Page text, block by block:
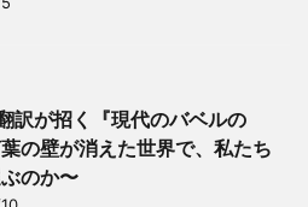
訳が招く『現代のバベルの
の壁が消えた世界で、私たち
のか〜